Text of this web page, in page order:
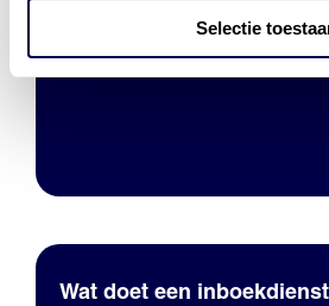
Selectie
Waarom stapt Nederland
naar ERE?
Wat doet een